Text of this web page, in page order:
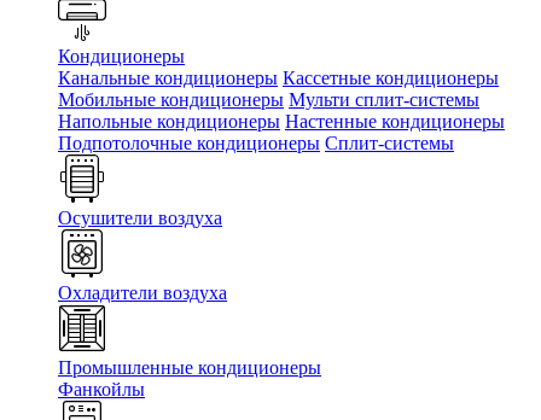
Кондиционеры
Канальные кондиционеры Кассетные кондиционеры
Мобильные кондиционеры Мульти сплит-системы
Напольные кондиционеры Настенные кондиционеры
Подпотолочные кондиционеры Сплит-системы
Осушители воздуха
Охладители воздуха
Промышленные кондиционеры
Фанкойлы